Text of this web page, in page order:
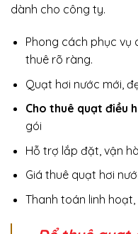
dành cho công ty.
Phong cách phục vụ
thuê rõ ràng.
Quạt hơi nước mới,
Cho thuê quạt điều
gói
Hỗ trợ lắp đặt, vận
Giá thuê quạt hơi
Thanh toán linh hoạt,